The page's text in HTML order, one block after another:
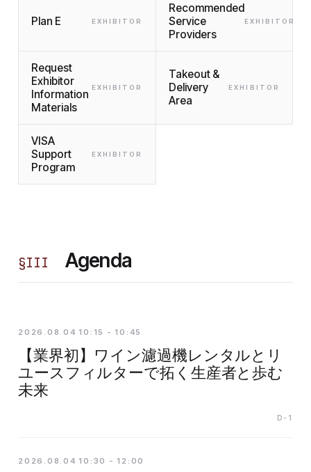
Plan E EXHIBITOR
Recommended
Service
Providers
EXHIBITOR
Request
Exhibitor
Information
Materials
EXHIBITOR
Takeout &
Delivery
Area
EXHIBITOR
VISA
Support
Program
EXHIBITOR
§III Agenda
2026.08.04 10:15 - 10:45
【業界初】ワイン濾過機レンタルとリ
ユースフィルターで拓く生産者と歩む
未来
D-1
2026.08.04 10:30 - 12:00